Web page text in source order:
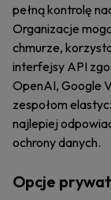
pełną kontrolę
Organizacje
chmurze,
interfejsy API
OpenAI, Google
zespołom
najlepiej
ochrony danych.
Opcje